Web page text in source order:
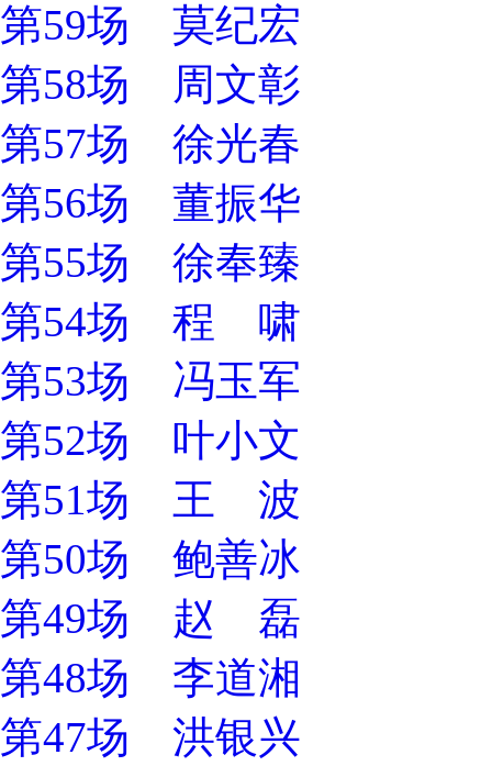
第59场 莫纪宏
第58场 周文彰
第57场 徐光春
第56场 董振华
第55场 徐奉臻
第54场 程 啸
第53场 冯玉军
第52场 叶小文
第51场 王 波
第50场 鲍善冰
第49场 赵 磊
第48场 李道湘
第47场 洪银兴